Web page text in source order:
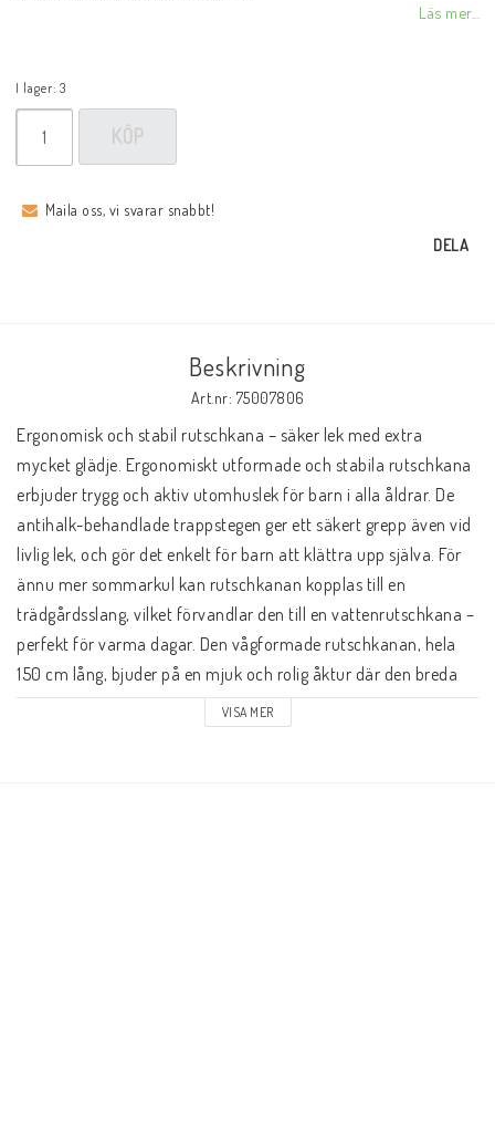
Läs mer...
I lager: 3
KÖP
Maila oss, vi svarar snabbt!
DELA
Beskrivning
Art.nr: 75007806
Ergonomisk och stabil rutschkana – säker lek med extra
mycket glädje. Ergonomiskt utformade och stabila rutschkana
erbjuder trygg och aktiv utomhuslek för barn i alla åldrar. De
antihalk-behandlade trappstegen ger ett säkert grepp även vid
livlig lek, och gör det enkelt för barn att klättra upp själva. För
ännu mer sommarkul kan rutschkanan kopplas till en
trädgårdsslang, vilket förvandlar den till en vattenrutschkana –
perfekt för varma dagar. Den vågformade rutschkanan, hela
150 cm lång, bjuder på en mjuk och rolig åktur där den breda
rutschytan hjälper till att säkerställa mjuka och säkra
VISA MER